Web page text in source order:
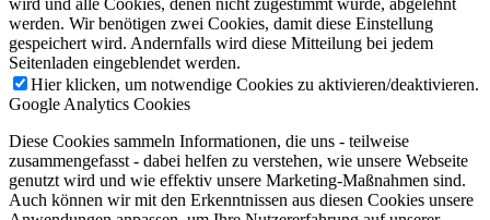
werden. Wir benötigen zwei Cookies, damit diese Einstellung
gespeichert wird. Andernfalls wird diese Mitteilung bei jedem
Seitenladen eingeblendet werden.
Hier klicken, um notwendige Cookies zu aktivieren/deaktivieren.
Google Analytics Cookies
Diese Cookies sammeln Informationen, die uns - teilweise
zusammengefasst - dabei helfen zu verstehen, wie unsere Webseite
genutzt wird und wie effektiv unsere Marketing-Maßnahmen sind.
Auch können wir mit den Erkenntnissen aus diesen Cookies unsere